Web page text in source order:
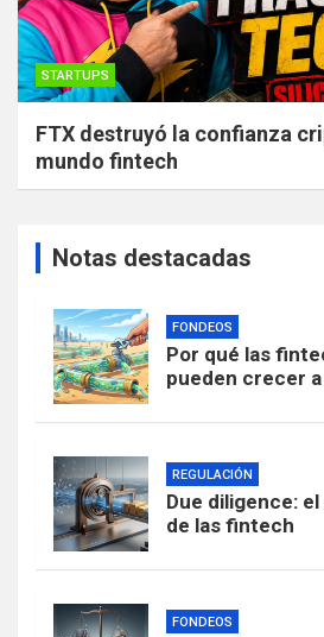
STARTUPS
FTX destruyó la confianza
mundo fintech
Notas destacadas
FONDEOS
Por qué las
pueden crecer
REGULACIÓN
Due diligence:
de las fintech
FONDEOS